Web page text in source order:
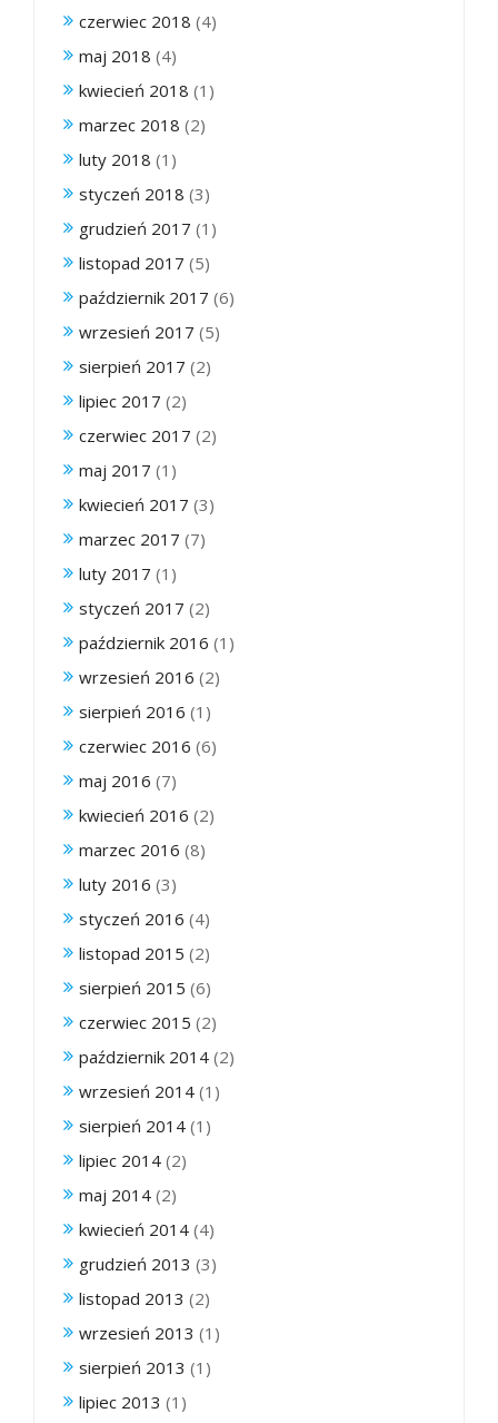
czerwiec 2018 (4)
maj 2018 (4)
kwiecień 2018 (1)
marzec 2018 (2)
luty 2018 (1)
styczeń 2018 (3)
grudzień 2017 (1)
listopad 2017 (5)
październik 2017 (6)
wrzesień 2017 (5)
sierpień 2017 (2)
lipiec 2017 (2)
czerwiec 2017 (2)
maj 2017 (1)
kwiecień 2017 (3)
marzec 2017 (7)
luty 2017 (1)
styczeń 2017 (2)
październik 2016 (1)
wrzesień 2016 (2)
sierpień 2016 (1)
czerwiec 2016 (6)
maj 2016 (7)
kwiecień 2016 (2)
marzec 2016 (8)
luty 2016 (3)
styczeń 2016 (4)
listopad 2015 (2)
sierpień 2015 (6)
czerwiec 2015 (2)
październik 2014 (2)
wrzesień 2014 (1)
sierpień 2014 (1)
lipiec 2014 (2)
maj 2014 (2)
kwiecień 2014 (4)
grudzień 2013 (3)
listopad 2013 (2)
wrzesień 2013 (1)
sierpień 2013 (1)
lipiec 2013 (1)